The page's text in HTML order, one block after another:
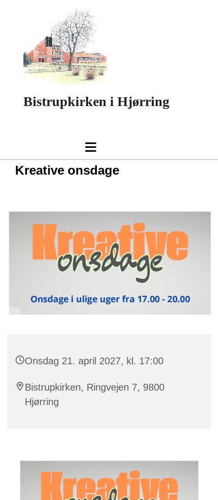
Bistrupkirken i Hjørring
Kreative onsdage
Onsdag 21. april 2027, kl. 17:00
Bistrupkirken, Ringvejen 7, 9800
Hjørring